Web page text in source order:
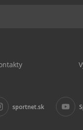
sportnet.sk